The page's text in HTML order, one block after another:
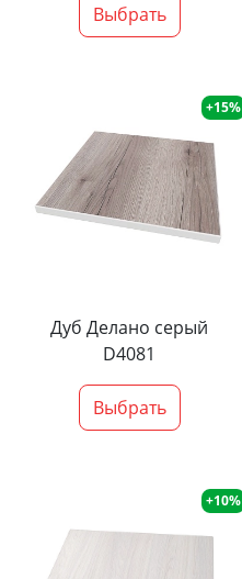
Выбрать
+15%
Дуб Делано серый
D4081
Выбрать
+10%